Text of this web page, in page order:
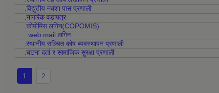
.विद्युतीय नक्शा पास प्रणाली
.नागरिक वडापत्र
.कोपोमिस लगिन(COPOMIS)
.web mail लगिन
.स्थानीय सञ्चित कोष ब्यवस्थापन प्रणाली
.घटना दर्ता र सामाजिक सुरक्षा प्रणाली
1 2